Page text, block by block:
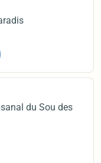
du Sou des